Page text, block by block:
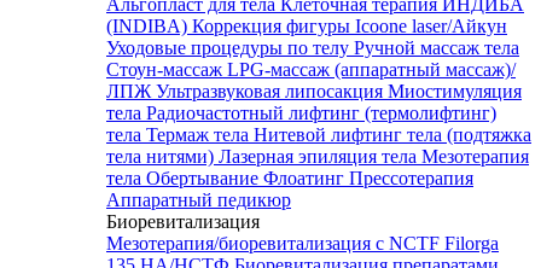
Альгопласт для тела Клеточная терапия ИНДИБА
(INDIBA) Коррекция фигуры Icoone laser/Айкун
Уходовые процедуры по телу Ручной массаж тела
Стоун-массаж LPG-массаж (аппаратный массаж)/
ЛПЖ Ультразвуковая липосакция Миостимуляция
тела Радиочастотный лифтинг (термолифтинг)
тела Термаж тела Нитевой лифтинг тела (подтяжка
тела нитями) Лазерная эпиляция тела Мезотерапия
тела Обертывание Флоатинг Прессотерапия
Аппаратный педикюр
Биоревитализация
Мезотерапия/биоревитализация с NCTF Filorga